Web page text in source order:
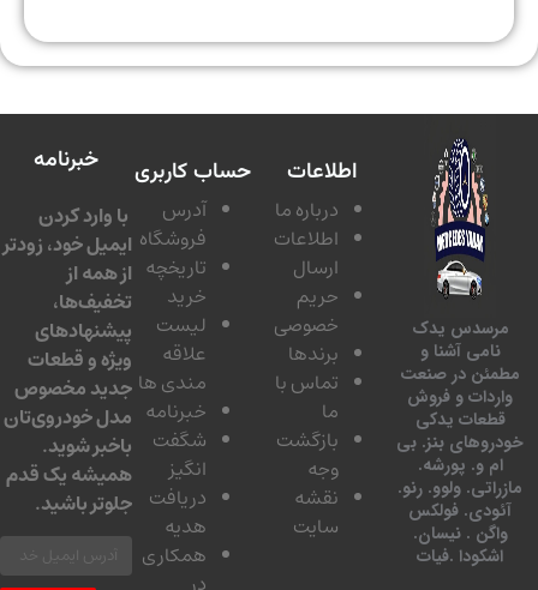
یدک
آشنا و
در صنعت
و فروش
یدکی
بنز. بی
و. پورشه.
ولوو. رنو.
فولکس
. نیسان.
.فیات
اطلاعات
درباره ما
اطلاعات
ارسال
حریم
خصوصی
برندها
تماس با
بازگشت
نقشه
سایت
حساب کاربری
آدرس
فروشگاه
تاریخچه
لیست
مندی ها
خبرنامه
شگفت
دریافت
همکاری
خبرنامه
با وارد کردن
ایمیل خود، زودتر
از همه از
تخفیف‌ها،
پیشنهادهای
ویژه و قطعات
جدید مخصوص
مدل خودروی‌تان
باخبر شوید.
همیشه یک قدم
جلوتر باشید.